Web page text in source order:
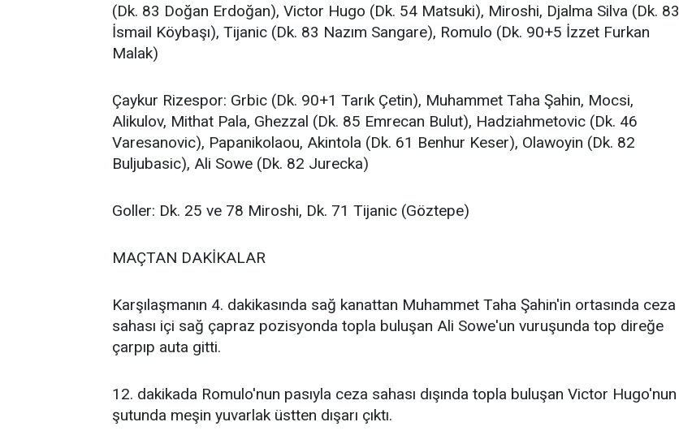
(Dk. 83 Doğan Erdoğan), Victor Hugo (Dk. 54 Matsuki), Miroshi, Djalma Silva (Dk. 83
İsmail Köybaşı), Tijanic (Dk. 83 Nazım Sangare), Romulo (Dk. 90+5 İzzet Furkan
Malak)
Çaykur Rizespor: Grbic (Dk. 90+1 Tarık Çetin), Muhammet Taha Şahin, Mocsi,
Alikulov, Mithat Pala, Ghezzal (Dk. 85 Emrecan Bulut), Hadziahmetovic (Dk. 46
Varesanovic), Papanikolaou, Akintola (Dk. 61 Benhur Keser), Olawoyin (Dk. 82
Buljubasic), Ali Sowe (Dk. 82 Jurecka)
Goller: Dk. 25 ve 78 Miroshi, Dk. 71 Tijanic (Göztepe)
MAÇTAN DAKİKALAR
Karşılaşmanın 4. dakikasında sağ kanattan Muhammet Taha Şahin'in ortasında ceza
sahası içi sağ çapraz pozisyonda topla buluşan Ali Sowe'un vuruşunda top direğe
çarpıp auta gitti.
12. dakikada Romulo'nun pasıyla ceza sahası dışında topla buluşan Victor Hugo'nun
şutunda meşin yuvarlak üstten dışarı çıktı.